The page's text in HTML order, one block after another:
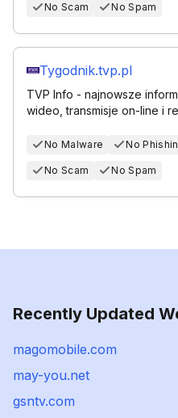
No Scam No Spam
Tygodnik.tvp.pl
TVP Info - najnowsze
wideo, transmisje on-line i
No Malware No
No Scam No Spam
Recently Updated
magomobile.com
may-you.net
gsntv.com